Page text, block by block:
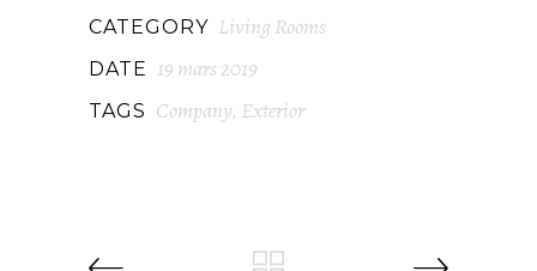
CATEGORY Living Rooms
DATE 19 mars 2019
TAGS Company, Exterior